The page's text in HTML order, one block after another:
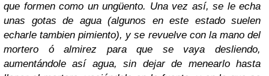
que formen como un ungüento. Una vez así, se le echa
unas gotas de agua (algunos en este estado suelen
echarle tambien pimiento), y se revuelve con la mano del
mortero ó almirez para que se vaya desliendo,
aumentándole así agua, sin dejar de menearlo hasta